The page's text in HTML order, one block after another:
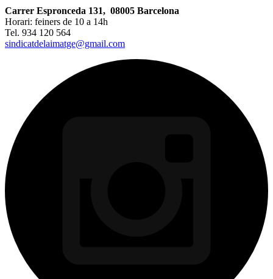
Carrer Espronceda 131, 08005 Barcelona
Horari: feiners de 10 a 14h
Tel. 934 120 564
sindicatdelaimatge@gmail.com